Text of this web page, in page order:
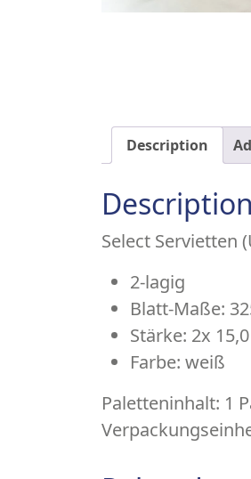
Description
Description
Select Servietten
2-lagig
Blatt-Maße:
Stärke: 2x
Farbe: weiß
Paletteninhalt: 1